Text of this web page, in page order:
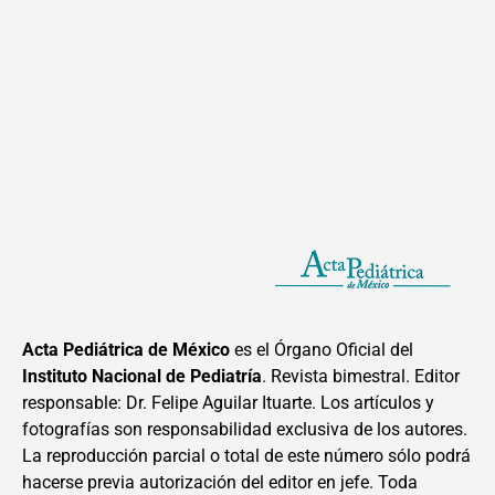
Acta Pediátrica de México es el Órgano Oficial del
Instituto Nacional de Pediatría. Revista bimestral. Editor
responsable: Dr. Felipe Aguilar Ituarte. Los artículos y
fotografías son responsabilidad exclusiva de los autores.
La reproducción parcial o total de este número sólo podrá
hacerse previa autorización del editor en jefe. Toda